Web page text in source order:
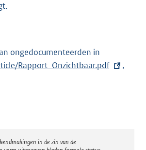
ongedocumenteerden in
Rapport_Onzichtbaar.pdf
,
in de zin van de